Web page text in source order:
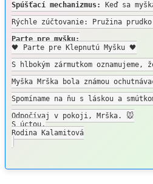
Spúšťací mechanizmus:
Keď sa
Rýchle zúčtovanie: Pružina
Parte pre myšku:
🖤 Parte pre Klepnutú Myšku 🖤
S hlbokým zármutkom
Myška Mrška bola známou
Spomíname na ňu s láskou a
Odpočívaj v pokoji, Mrška. 🐭
S úctou,
Rodina Kalamitová